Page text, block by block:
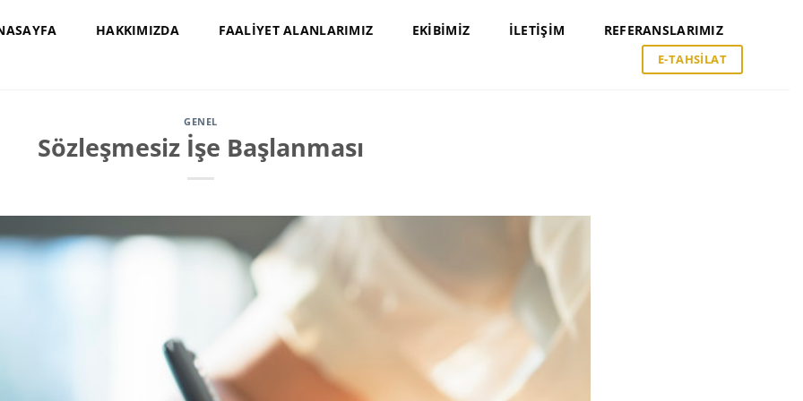
HAKKIMIZDA FAALIYET ALANLARIMIZ EKIBIMIZ İLETIŞIM REFERANSLARIMIZ
E-TAHSILAT
GENEL
Sözleşmesiz İşe Başlanması